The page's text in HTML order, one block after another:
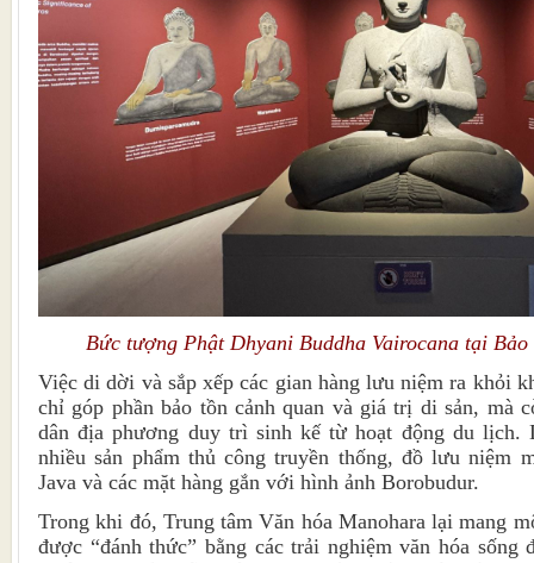
Bức tượng Phật Dhyani Buddha Vairocana tại Bảo
Việc di dời và sắp xếp các gian hàng lưu niệm ra khỏi
chỉ góp phần bảo tồn cảnh quan và giá trị di sản, mà
dân địa phương duy trì sinh kế từ hoạt động du lịch.
nhiều sản phẩm thủ công truyền thống, đồ lưu niệm
Java và các mặt hàng gắn với hình ảnh Borobudur.
Trong khi đó, Trung tâm Văn hóa Manohara lại mang
được “đánh thức” bằng các trải nghiệm văn hóa sống